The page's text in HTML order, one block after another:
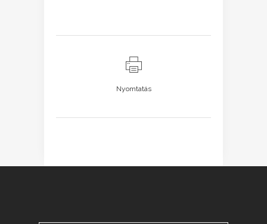
Nyomtatás